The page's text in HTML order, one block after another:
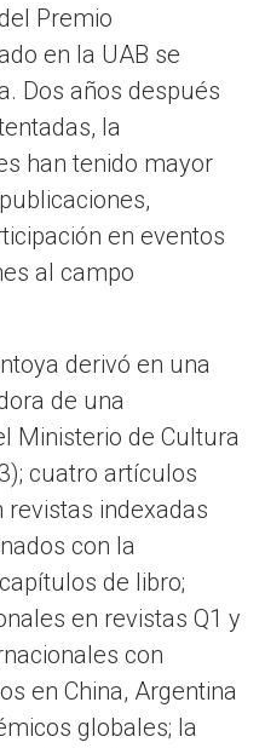
Premio
en la UAB se
Dos años después
la
han tenido mayor
en eventos
al campo
derivó en una
de una
Ministerio de Cultura
cuatro artículos
indexadas
con la
de libro;
en revistas Q1 y
con
en China, Argentina
globales; la